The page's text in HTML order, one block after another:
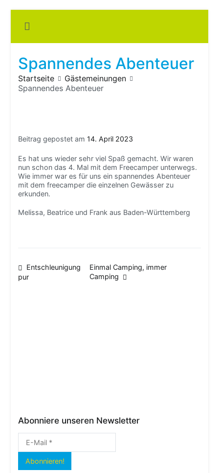
Inhalt
springen
Spannendes Abenteuer
Startseite
Gästemeinungen
Spannendes Abenteuer
Beitrag gepostet am 14. April 2023
Es hat uns wieder sehr viel Spaß gemacht. Wir waren
nun schon das 4. Mal mit dem Freecamper unterwegs.
Wie immer war es für uns ein spannendes Abenteuer
mit dem freecamper die einzelnen Gewässer zu
erkunden.
Melissa, Beatrice und Frank aus Baden-Württemberg
Beitragsnavigation
Entschleunigung
pur
Einmal Camping, immer
Camping
Abonniere unseren Newsletter